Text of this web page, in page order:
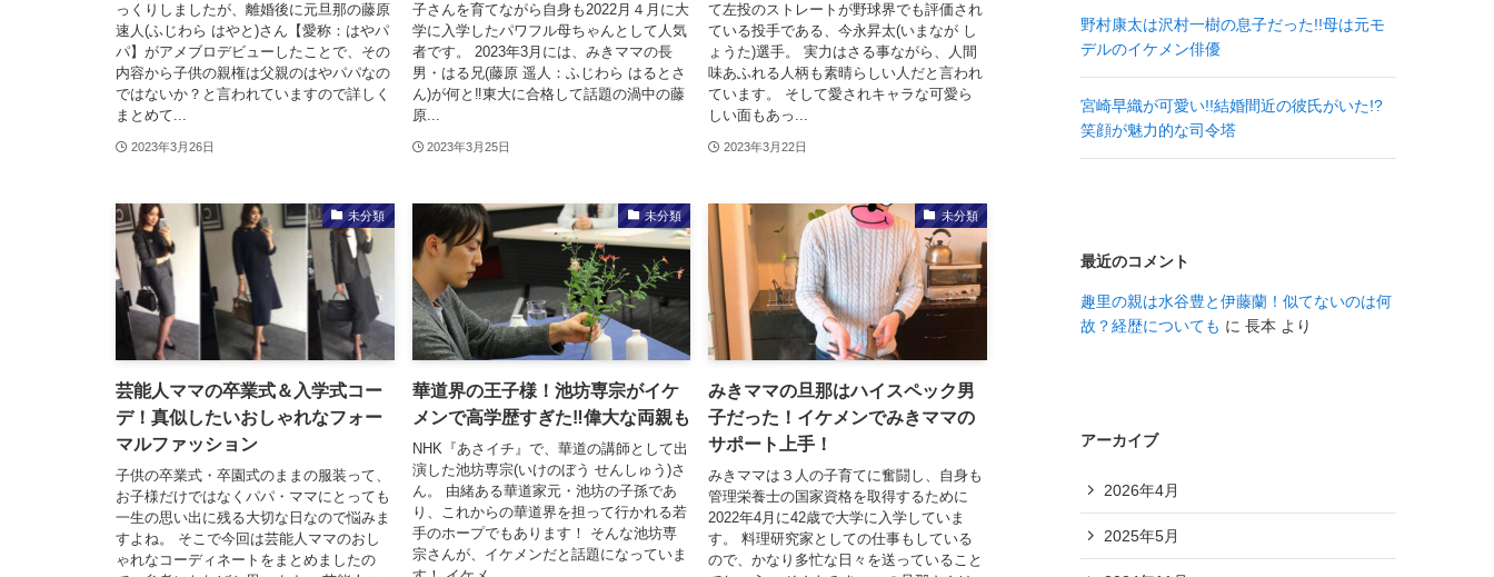
っくりしましたが、離婚後に元旦那の藤原
速人(ふじわら はやと)さん【愛称：はやパ
パ】がアメブロデビューしたことで、その
内容から子供の親権は父親のはやパパなの
ではないか？と言われていますので詳しく
まとめて...
2023年3月26日
子さんを育てながら自身も2022月４月に大
学に入学したパワフル母ちゃんとして人気
者です。 2023年3月には、みきママの長
男・はる兄(藤原 遥人：ふじわら はるとさ
ん)が何と‼東大に合格して話題の渦中の藤
原...
2023年3月25日
て左投のストレートが野球界でも評価され
ている投手である、今永昇太(いまなが し
ょうた)選手。 実力はさる事ながら、人間
味あふれる人柄も素晴らしい人だと言われ
ています。 そして愛されキャラな可愛ら
しい面もあっ...
2023年3月22日
未分類
芸能人ママの卒業式＆入学式コー
デ！真似したいおしゃれなフォー
マルファッション
子供の卒業式・卒園式のままの服装って、
お子様だけではなくパパ・ママにとっても
一生の思い出に残る大切な日なので悩みま
すよね。 そこで今回は芸能人ママのおし
ゃれなコーディネートをまとめましたの
未分類
華道界の王子様！池坊専宗がイケ
メンで高学歴すぎた‼偉大な両親も
NHK『あさイチ』で、華道の講師として出
演した池坊専宗(いけのぼう せんしゅう)さ
ん。 由緒ある華道家元・池坊の子孫であ
り、これからの華道界を担って行かれる若
手のホープでもあります！ そんな池坊専
宗さんが、イケメンだと話題になっていま
未分類
みきママの旦那はハイスペック男
子だった！イケメンでみきママの
サポート上手！
みきママは３人の子育てに奮闘し、自身も
管理栄養士の国家資格を取得するために
2022年4月に42歳で大学に入学していま
す。 料理研究家としての仕事もしている
ので、かなり多忙な日々を送っていること
野村康太は沢村一樹の息子だった!!母は元モ
デルのイケメン俳優
宮崎早織が可愛い!!結婚間近の彼氏がいた!?
笑顔が魅力的な司令塔
最近のコメント
趣里の親は水谷豊と伊藤蘭！似てないのは何
故？経歴についても に 長本 より
アーカイブ
2026年4月
2025年5月